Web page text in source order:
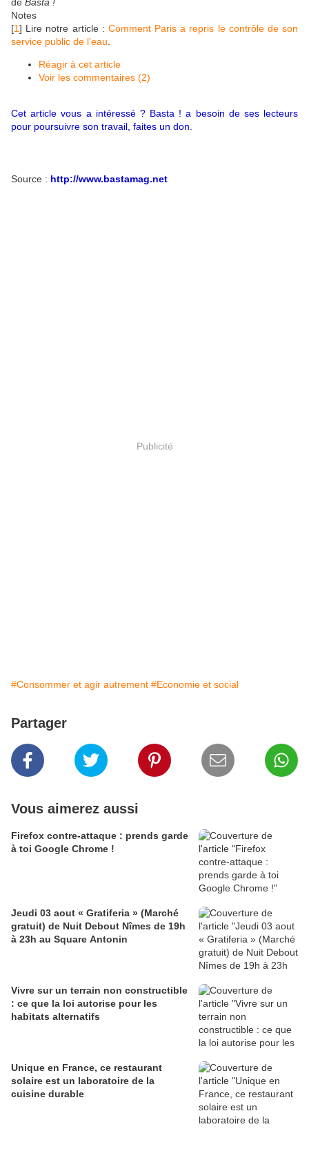
Notes
[1] Lire notre article : Comment Paris a repris le contrôle de son
service public de l’eau
Réagir à cet article
Voir les commentaires (2)
Cet article vous a intéressé ? Basta ! a besoin de ses lecteurs
pour poursuivre son travail, faites un don.
Source : http://www.bastamag.net
Publicité
#Consommer et agir autrement #Economie et social
Partager
Vous aimerez aussi
Firefox contre-attaque : prends garde
à toi Google Chrome !
Jeudi 03 aout « Gratiferia » (Marché
gratuit) de Nuit Debout Nîmes de 19h
à 23h au Square Antonin
Vivre sur un terrain non constructible
: ce que la loi autorise pour les
habitats alternatifs
Unique en France, ce restaurant
solaire est un laboratoire de la
cuisine durable